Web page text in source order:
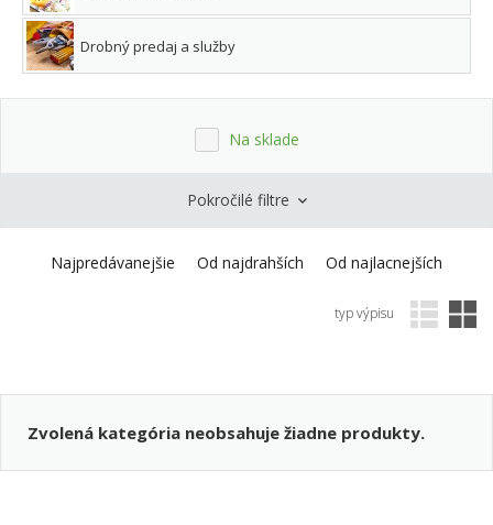
Drobný predaj a služby
Na sklade
Pokročilé filtre
Najpredávanejšie Od najdrahších Od najlacnejších
typ výpisu
Zvolená kategória neobsahuje žiadne produkty.